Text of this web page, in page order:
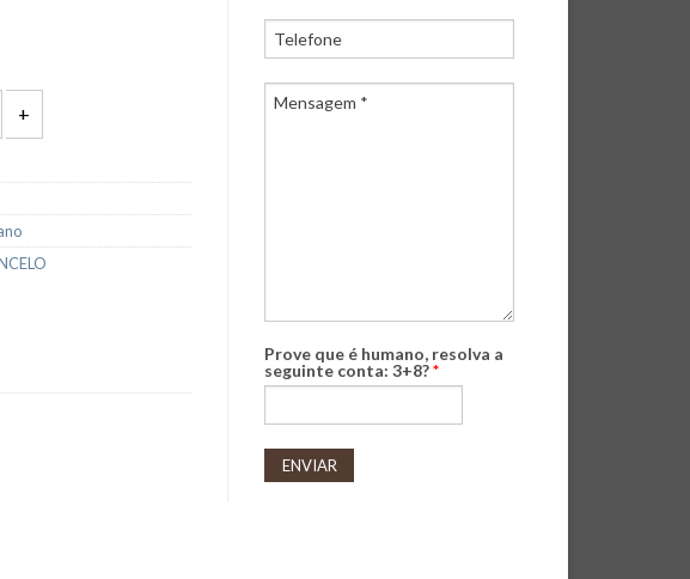
Prove que é humano, resolva a
seguinte conta: 3+8?*